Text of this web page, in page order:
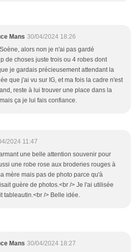
Mans 30/04/2024 18:26
alors non je n'ai pas gardé
de choses juste trois ou 4 robes dont
je gardais précieusement attendant la
que j'ai vu sur IG, et ma fois la cadre n'est
reste à lui trouver une place dans la
ça je lui fais confiance.
2024 11:47
une belle attention souvenir pour
une robe rose aux broderies rouges à
mère mais pas de photo parce qu'à
guère de photos.<br /> Je l'ai utilisée
tableautin.<br /> Belle idée.
Mans 30/04/2024 18:27